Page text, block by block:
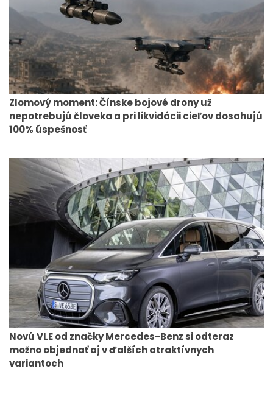
Zlomový moment: Čínske bojové drony už
nepotrebujú človeka a pri likvidácii cieľov dosahujú
100% úspešnosť
Novú VLE od značky Mercedes-Benz si odteraz
možno objednať aj v ďalších atraktívnych
variantoch